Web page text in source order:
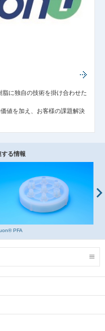
に独自の技術を掛け合わせた
値を加え、お客様の課題解決
る情報
PFA